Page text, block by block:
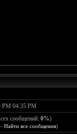
PM 04:35 PM
сообщений:0%)
Найти все сообщения)